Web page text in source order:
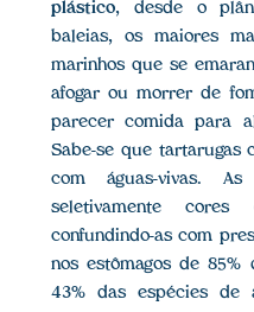
plástico, desde o
baleias, os maiores
marinhos que se
afogar ou morrer de
parecer comida para
Sabe-se que tartarugas
com águas-vivas.
seletivamente
confundindo-as com
nos estômagos de 85%
43% das espécies de